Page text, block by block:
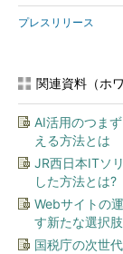
プレスリリース
関連資料（ホ
AI活用のつま
える方法とは
JR西日本ITソ
した方法とは?
Webサイトの
す新たな選択肢
国税庁の次世